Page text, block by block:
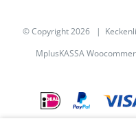
© Copyright2026 |
MplusKASSA